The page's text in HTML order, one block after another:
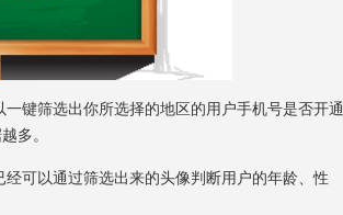
键筛选出你所选择的地区的用户手机号是否开通
多。
可以通过筛选出来的头像判断用户的年龄、性